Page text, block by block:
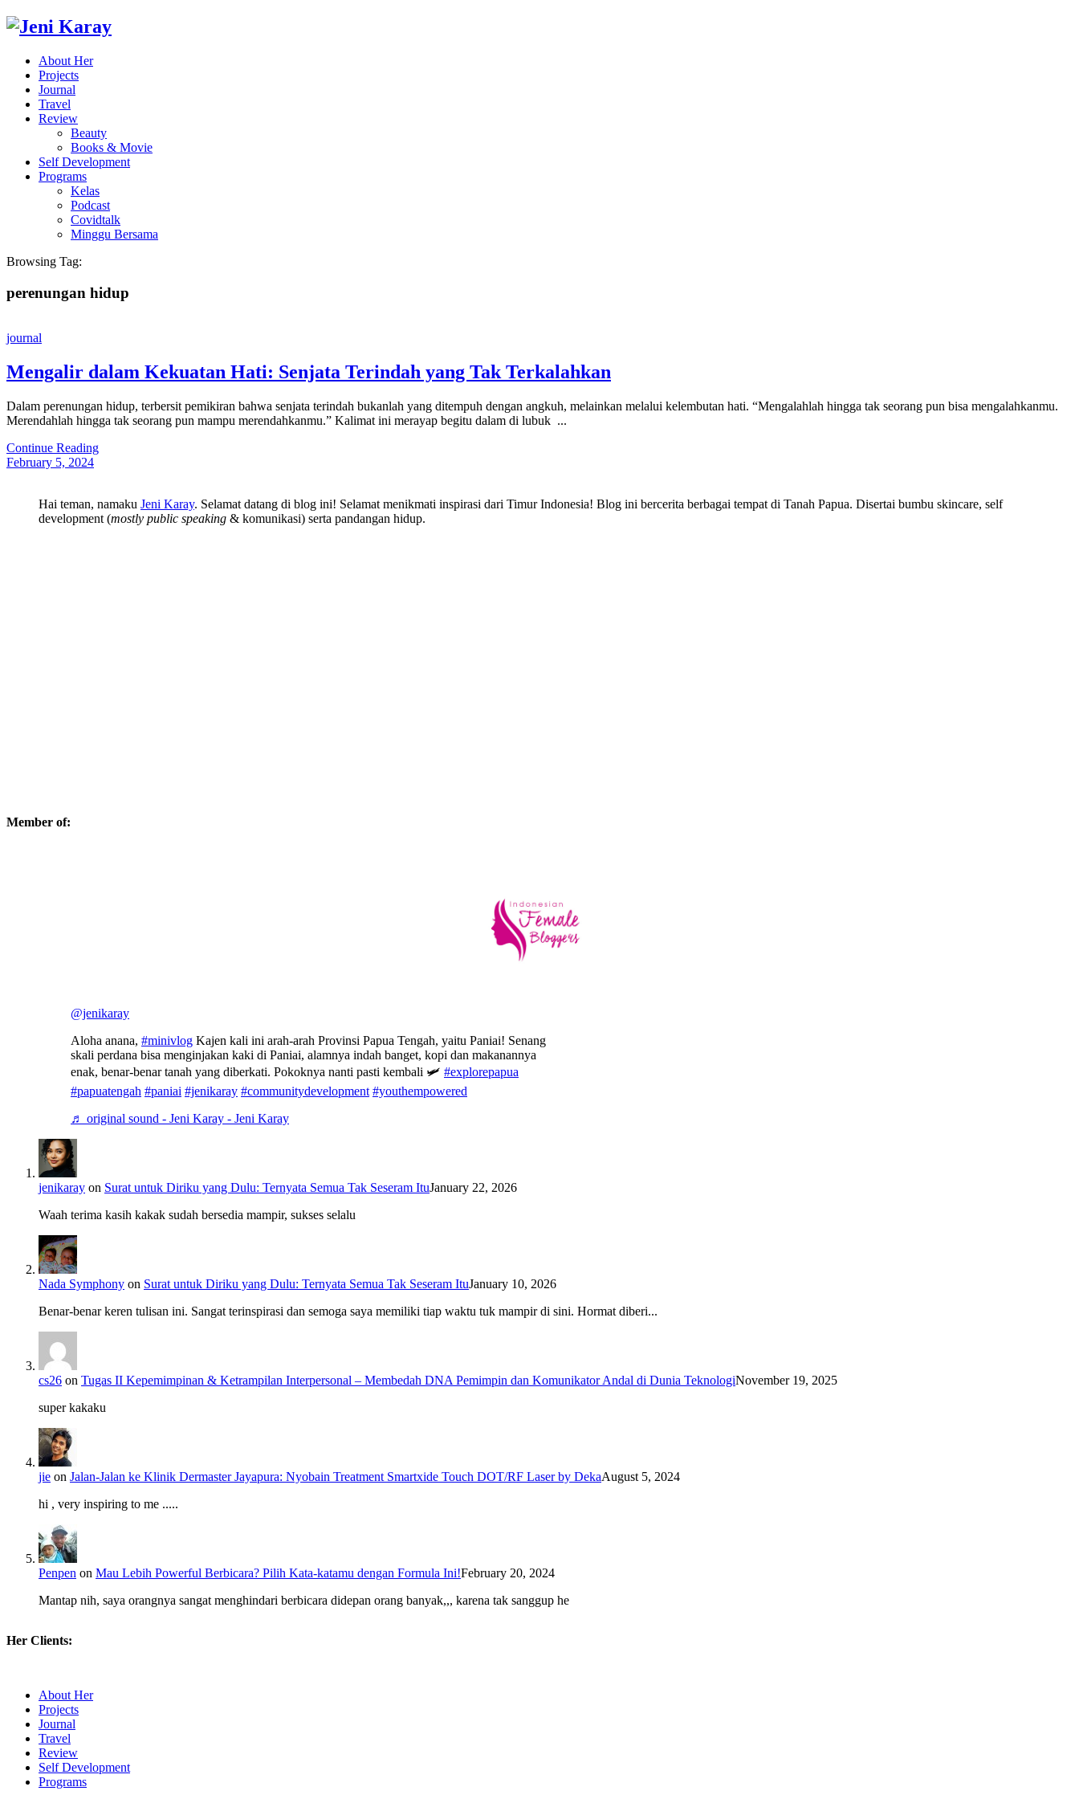
About Her
Projects
Journal
Travel
Review
Beauty
Books & Movie
Self Development
Programs
Kelas
Podcast
Covidtalk
Minggu Bersama
Browsing Tag:
perenungan hidup
journal
Mengalir dalam Kekuatan Hati: Senjata Terindah yang Tak Terkalahkan
Dalam perenungan hidup, terbersit pemikiran bahwa senjata terindah bukanlah yang ditempuh dengan angkuh, melainkan melalui kelembutan hati. “Mengalahlah hingga tak seorang pun bisa mengalahkanmu.
Merendahlah hingga tak seorang pun mampu merendahkanmu.” Kalimat ini merayap begitu dalam di lubuk ...
Continue Reading
February 5, 2024
Hai teman, namaku Jeni Karay. Selamat datang di blog ini! Selamat menikmati inspirasi dari Timur Indonesia! Blog ini bercerita berbagai tempat di Tanah Papua. Disertai bumbu skincare, self
development (mostly public speaking & komunikasi) serta pandangan hidup.
Member of:
@jenikaray
Aloha anana, #minivlog Kajen kali ini arah-arah Provinsi Papua Tengah, yaitu Paniai! Senang
skali perdana bisa menginjakan kaki di Paniai, alamnya indah banget, kopi dan makanannya
enak, benar-benar tanah yang diberkati. Pokoknya nanti pasti kembali 🛩️ #explorepapua
#papuatengah #paniai #jenikaray #communitydevelopment #youthempowered
♬ original sound - Jeni Karay - Jeni Karay
jenikaray on Surat untuk Diriku yang Dulu: Ternyata Semua Tak Seseram ItuJanuary 22, 2026
Waah terima kasih kakak sudah bersedia mampir, sukses selalu
Nada Symphony on Surat untuk Diriku yang Dulu: Ternyata Semua Tak Seseram ItuJanuary 10, 2026
Benar-benar keren tulisan ini. Sangat terinspirasi dan semoga saya memiliki tiap waktu tuk mampir di sini. Hormat diberi...
cs26 on Tugas II Kepemimpinan & Ketrampilan Interpersonal – Membedah DNA Pemimpin dan Komunikator Andal di Dunia TeknologiNovember 19, 2025
super kakaku
jie on Jalan-Jalan ke Klinik Dermaster Jayapura: Nyobain Treatment Smartxide Touch DOT/RF Laser by DekaAugust 5, 2024
hi , very inspiring to me .....
Penpen on Mau Lebih Powerful Berbicara? Pilih Kata-katamu dengan Formula Ini!February 20, 2024
Mantap nih, saya orangnya sangat menghindari berbicara didepan orang banyak,,, karena tak sanggup he
Her Clients:
About Her
Projects
Journal
Travel
Review
Self Development
Programs